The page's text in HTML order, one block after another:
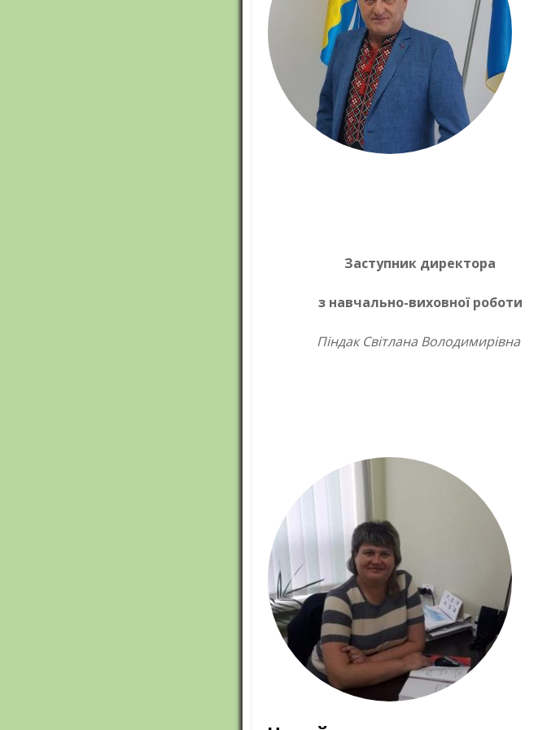
Заступник директора
з навчально-виховної роботи
Піндак Світлана Володимирівна